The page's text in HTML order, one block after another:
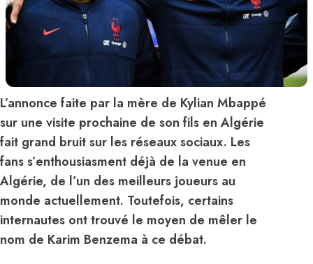
L’annonce faite par la mère de Kylian Mbappé
sur une visite prochaine de son fils en Algérie
fait grand bruit sur les réseaux sociaux. Les
fans s’enthousiasment déjà de la venue en
Algérie, de l’un des meilleurs joueurs au
monde actuellement. Toutefois, certains
internautes ont trouvé le moyen de mêler le
nom de Karim Benzema à ce débat.